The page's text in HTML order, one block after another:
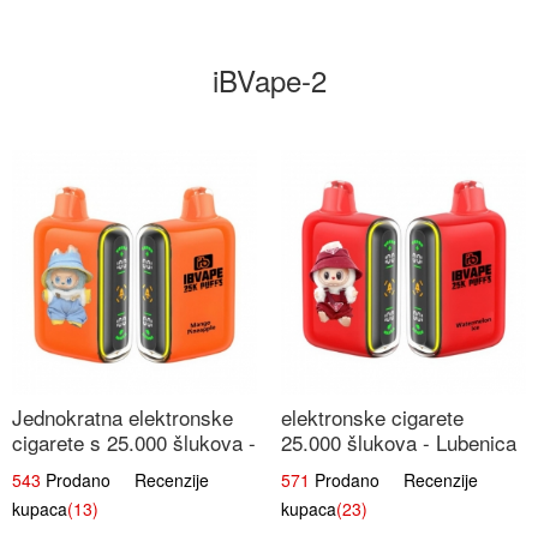
iBVape-2
Jednokratna elektronske
cigarete s 25.000 šlukova -
Mango & Ananas |
Egzotična Voćna
Mješavina
543 Prodano Recenzije
kupaca(13)
elektronske cigarete
25.000 šlukova - Lubenica
Led | Osježavajući Ljetni
Okus
571 Prodano Recenzije
kupaca(23)